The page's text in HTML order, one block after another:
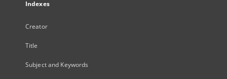
Indexes
Creator
Title
Subject and Keywords